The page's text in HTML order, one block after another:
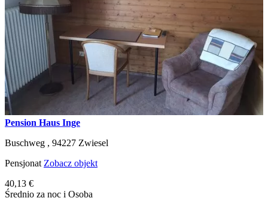
Pension Haus Inge
Buschweg , 94227 Zwiesel
Pensjonat Zobacz objekt
40,13 €
Średnio za noc i Osoba